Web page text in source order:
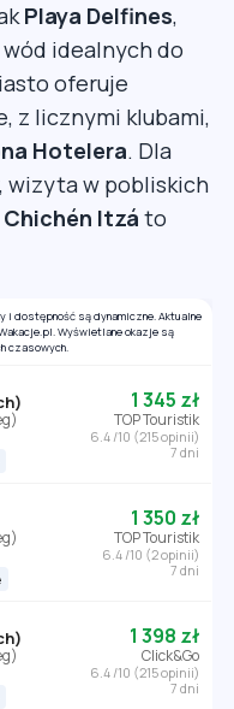
Playa Delfines,
idealnych do
oferuje
z licznymi klubami,
Hotelera. Dla
wizyta w pobliskich
Chichén Itzá to
i dostępność są dynamiczne. Aktualne
Wyświetlane okazje są
czasowych.
1 345 zł
TOP Touristik
6.4 /10 (215 opinii)
7 dni
1 350 zł
TOP Touristik
6.4 /10 (2 opinii)
7 dni
1 398 zł
Click&Go
6.4 /10 (215 opinii)
7 dni